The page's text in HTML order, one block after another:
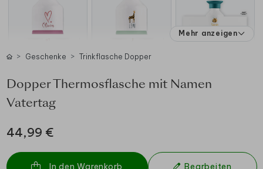
Mehr anzeigen
Geschenke Trinkflasche Dopper
Dopper Thermosflasche mit Namen
Vatertag
44,99 €
In den Warenkorb Bearbeiten